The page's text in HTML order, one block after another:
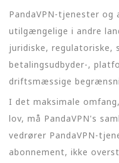
PandaVPN-tjenester
utilgængelige i andre
juridiske, regulatoriske,
betalingsudbyder-,
driftsmæssige
I det maksimale
lov, må PandaVPN's
vedrører PandaVPN-
abonnement, ikke